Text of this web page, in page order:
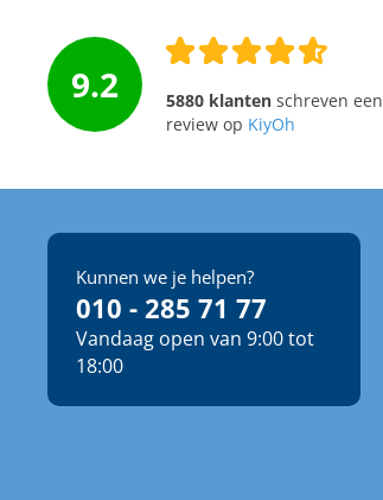
9.2 5880 klantenschreven een
review op KiyOh
Kunnen we je helpen?
010 - 285 71 77
Vandaag open van 9:00 tot
18:00